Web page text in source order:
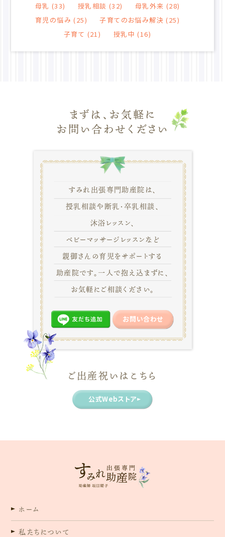
母乳 (33) 授乳相談 (32) 母乳外来 (28)
育児の悩み (25) 子育てのお悩み解決 (25)
子育て (21) 授乳中 (16)
まずは、お気軽に
お問い合わせください
すみれ出張専門助産院は、
授乳相談や断乳・卒乳相談、
沐浴レッスン、
ベビーマッサージレッスンなど
親御さんの育児をサポートする
助産院です。一人で抱え込まずに、
お気軽にご相談ください。
お問い合わせ
ご出産祝いはこちら
公式Webストア
ホーム
私たちについて